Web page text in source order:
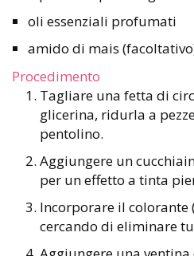
oli essenziali profumati
amido di mais
Procedimento
Tagliare una fetta di
glicerina, ridurla a
pentolino.
Aggiungere un
per un effetto a tinta
Incorporare il colorante
cercando di eliminare